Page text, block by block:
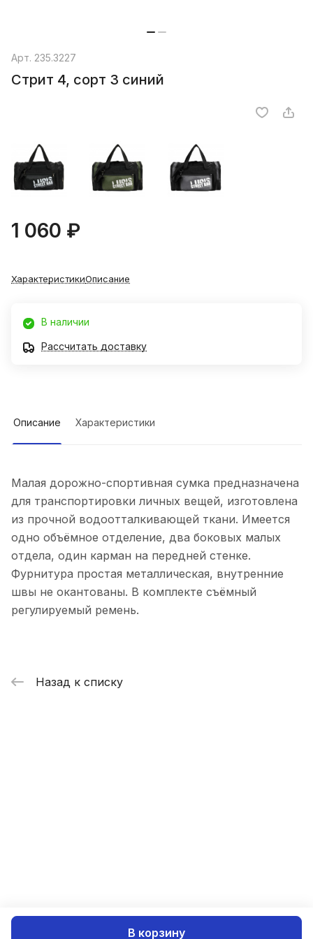
Арт. 235.3227
Стрит 4, сорт 3 синий
1 060 ₽
В корзину
ХарактеристикиОписание
В наличии
Рассчитать доставку
Описание Характеристики
Малая дорожно-спортивная сумка предназначена
для транспортировки личных вещей, изготовлена
из прочной водоотталкивающей ткани. Имеется
одно объёмное отделение, два боковых малых
отдела, один карман на передней стенке.
Фурнитура простая металлическая, внутренние
швы не окантованы. В комплекте съёмный
регулируемый ремень.
Назад к списку